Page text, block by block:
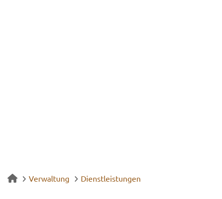
Verwaltung Dienstleistungen